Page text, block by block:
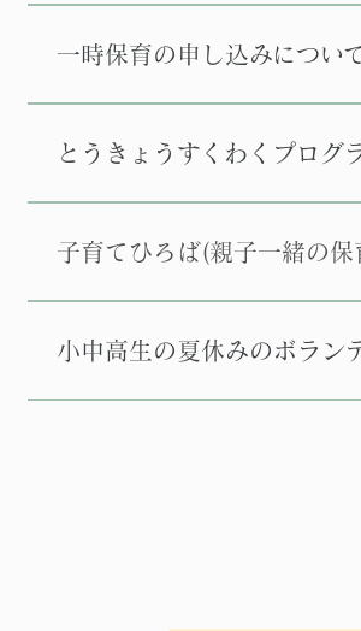
一時保育の申し込みについ
とうきょうすくわくプロ
子育てひろば(親子一緒の保
小中高生の夏休みのボラン